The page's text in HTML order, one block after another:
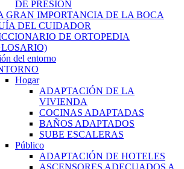
DE PRESIÓN
GRAN IMPORTANCIA DE LA BOCA
DEL CUIDADOR
DE ORTOPEDIA
del entorno
Hogar
ADAPTACIÓN DE LA
VIVIENDA
COCINAS ADAPTADAS
BAÑOS ADAPTADOS
SUBE ESCALERAS
Público
ADAPTACIÓN DE HOTELES
ASCENSORES ADECUADOS A